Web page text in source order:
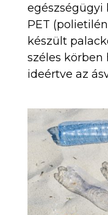
egészségügyi
PET
készült
széles
ideértve az